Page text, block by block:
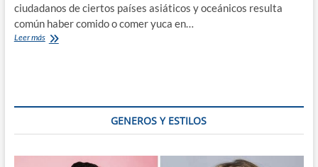
ciudadanos de ciertos países asiáticos y oceánicos resulta
común haber comido o comer yuca en…
Leer másYuca,
GENEROS Y ESTILOS